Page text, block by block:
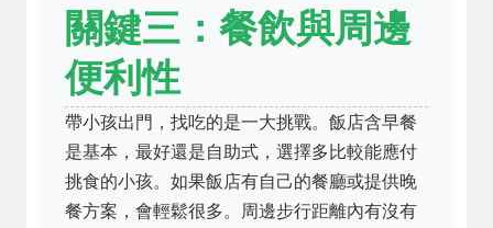
關鍵三：餐飲與周邊
便利性
帶小孩出門，找吃的是一大挑戰。飯店含早餐
是基本，最好還是自助式，選擇多比較能應付
挑食的小孩。如果飯店有自己的餐廳或提供晚
餐方案，會輕鬆很多。周邊步行距離內有沒有